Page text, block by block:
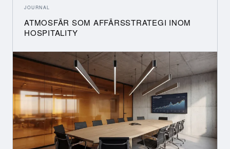
JOURNAL
ATMOSFÄR SOM AFFÄRSSTRATEGI INOM
HOSPITALITY